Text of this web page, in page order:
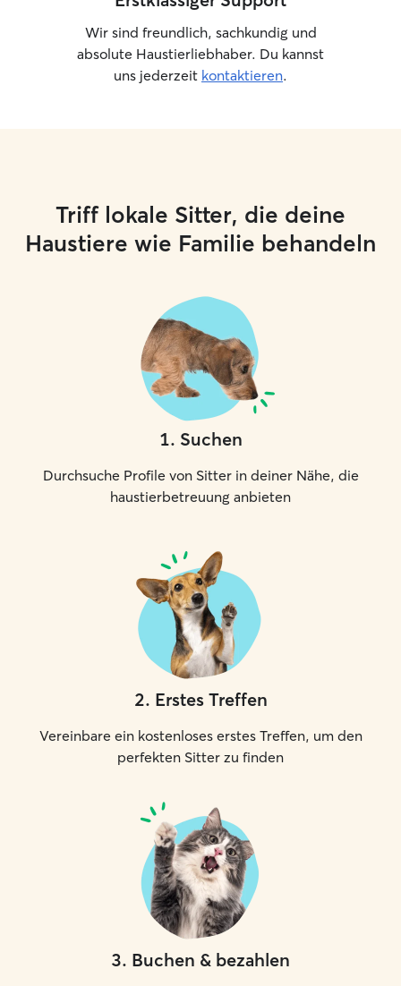
Wir sind freundlich, sachkundig und
absolute Haustierliebhaber. Du kannst
uns jederzeit kontaktieren.
Triff lokale Sitter, die deine
Haustiere wie Familie behandeln
1. Suchen
Durchsuche Profile von Sitter in deiner Nähe, die
haustierbetreuung anbieten
2. Erstes Treffen
Vereinbare ein kostenloses erstes Treffen, um den
perfekten Sitter zu finden
3. Buchen & bezahlen